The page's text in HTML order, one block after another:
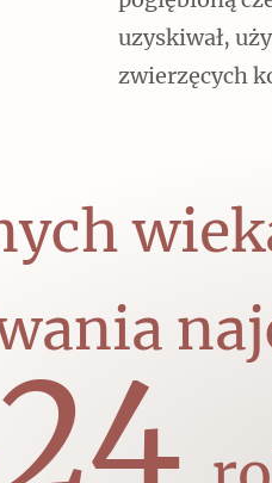
uzyskiwał,
zwierzęcych